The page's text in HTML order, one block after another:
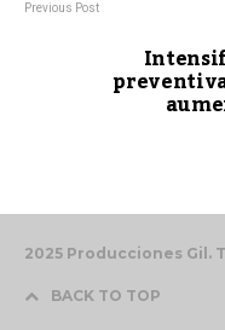
Previous Post
2025 Producciones Gil.
BACK TO TOP